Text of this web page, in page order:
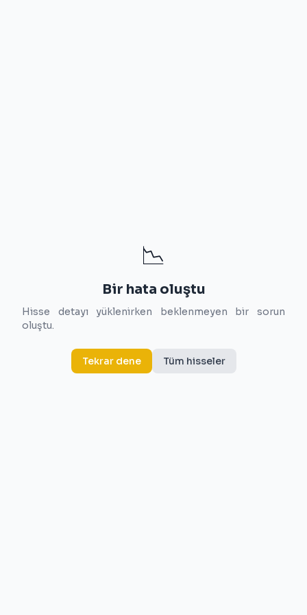
📉
Bir hata oluştu
Hisse detayı yüklenirken beklenmeyen bir sorun
oluştu.
Tekrar dene Tüm hisseler